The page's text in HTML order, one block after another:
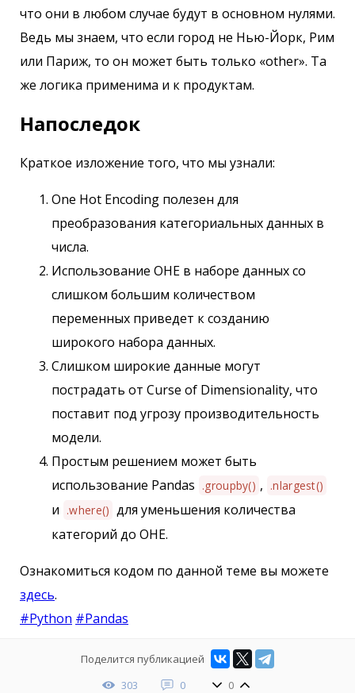
что они в любом случае будут в основном нулями.
Ведь мы знаем, что если город не Нью-Йорк, Рим
или Париж, то он может быть только «other». Та
же логика применима и к продуктам.
Напоследок
Краткое изложение того, что мы узнали:
One Hot Encoding полезен для
преобразования категориальных данных в
числа.
Использование OHE в наборе данных со
слишком большим количеством
переменных приведет к созданию
широкого набора данных.
Слишком широкие данные могут
пострадать от Curse of Dimensionality, что
поставит под угрозу производительность
модели.
Простым решением может быть
использование Pandas .groupby() , .nlargest()
и .where() для уменьшения количества
категорий до OHE.
Ознакомиться кодом по данной теме вы можете
здесь.
#Python #Pandas
Поделится публикацией
303
0 0